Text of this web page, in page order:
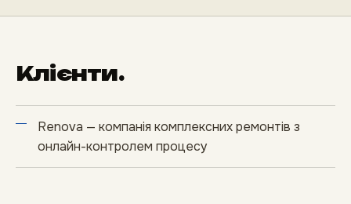
Клієнти.
Renova — компанія комплексних ремонтів з
онлайн-контролем процесу